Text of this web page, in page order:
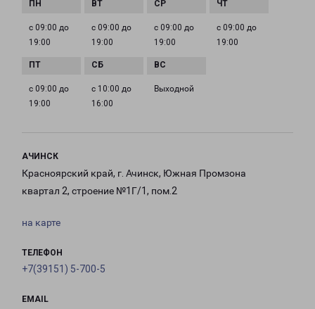
с 09:00 до
19:00
с 09:00 до
19:00
с 09:00 до
19:00
с 09:00 до
19:00
с 09:00 до
19:00
с 10:00 до
16:00
Выходной
АЧИНСК
Красноярский край, г. Ачинск, Южная Промзона
квартал 2, строение №1Г/1, пом.2
на карте
ТЕЛЕФОН
+7(39151) 5-700-5
EMAIL